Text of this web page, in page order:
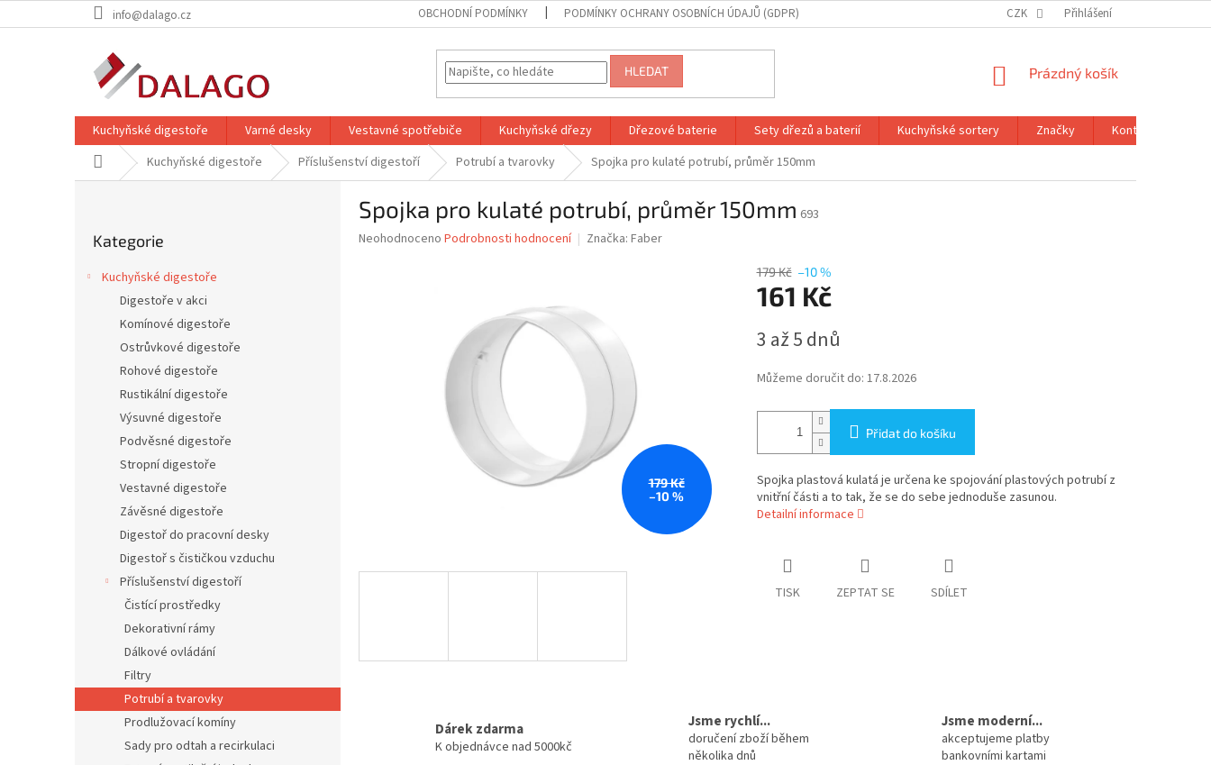
na
info@dalago.cz OBCHODNÍ PODMÍNKY PODMÍNKY OCHRANY OSOBNÍCH ÚDAJŮ (GDPR) CZK Přihlášení
HLEDAT
NÁKUPNÍ
Prázdný košík
Kuchyňské digestoře Varné desky Vestavné spotřebiče Kuchyňské dřezy Dřezové baterie Sety dřezů a baterií Kuchyňské sortery Značky Kontakty
Domů Kuchyňské digestoře Příslušenství digestoří Potrubí a tvarovky Spojka pro kulaté potrubí, průměr 150mm
kategorie
Kategorie
Kuchyňské digestoře
Digestoře v akci
Komínové digestoře
Ostrůvkové digestoře
Rohové digestoře
Rustikální digestoře
Výsuvné digestoře
Podvěsné digestoře
Stropní digestoře
Vestavné digestoře
Závěsné digestoře
Digestoř do pracovní desky
Digestoř s čističkou vzduchu
Příslušenství digestoří
Čistící prostředky
Dekorativní rámy
Dálkové ovládání
Filtry
Potrubí a tvarovky
Prodlužovací komíny
Sady pro odtah a recirkulaci
Spojka pro kulaté potrubí, průměr 150mm 693
Průměrné
Neohodnoceno Podrobnosti hodnocení Značka: Faber
179 Kč
–10 %
179 Kč –10 %
161 Kč
cena:
3 až 5 dnů
Můžeme doručit do: 17.8.2026
Přidat do košíku
Spojka plastová kulatá je určena ke spojování plastových potrubí z
vnitřní části a to tak, že se do sebe jednoduše zasunou.
Detailní informace
TISK ZEPTAT SE SDÍLET
Dárek zdarma
K objednávce nad 5000kč
Jsme rychlí...
doručení zboží během
několika dnů
Jsme moderní...
akceptujeme platby
bankovními kartami